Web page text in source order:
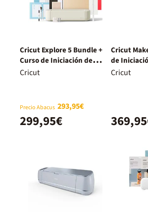
Cricut Explore 5 Bundle +
Curso de Iniciación de
Regalo
Cricut
Precio Abacus 293,95€
299,95€
Cricut
de
Cricut